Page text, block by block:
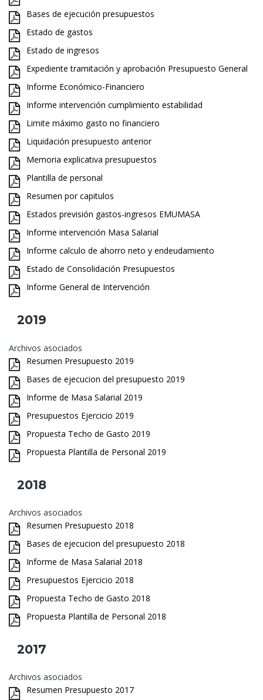
Bases de ejecución presupuestos
Estado de gastos
Estado de ingresos
Expediente tramitación y aprobación Presupuesto General
Informe Económico-Financiero
Informe intervención cumplimiento estabilidad
Limite máximo gasto no financiero
Liquidación presupuesto anterior
Memoria explicativa presupuestos
Plantilla de personal
Resumen por capitulos
Estados previsión gastos-ingresos EMUMASA
Informe intervención Masa Salarial
Informe calculo de ahorro neto y endeudamiento
Estado de Consolidación Presupuestos
Informe General de Intervención
2019
Archivos asociados
Resumen Presupuesto 2019
Bases de ejecucion del presupuesto 2019
Informe de Masa Salarial 2019
Presupuestos Ejercicio 2019
Propuesta Techo de Gasto 2019
Propuesta Plantilla de Personal 2019
2018
Archivos asociados
Resumen Presupuesto 2018
Bases de ejecucion del presupuesto 2018
Informe de Masa Salarial 2018
Presupuestos Ejercicio 2018
Propuesta Techo de Gasto 2018
Propuesta Plantilla de Personal 2018
2017
Archivos asociados
Resumen Presupuesto 2017